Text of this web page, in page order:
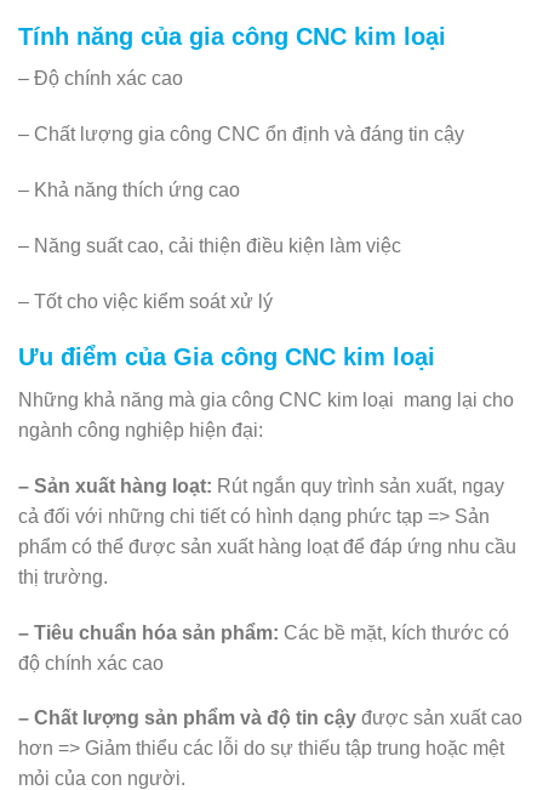
Tính năng của gia công CNC kim loại
– Độ chính xác cao
– Chất lượng gia công CNC ổn định và đáng tin cậy
– Khả năng thích ứng cao
– Năng suất cao, cải thiện điều kiện làm việc
– Tốt cho việc kiểm soát xử lý
Ưu điểm của Gia công CNC kim loại
Những khả năng mà gia công CNC kim loại mang lại cho
ngành công nghiệp hiện đại:
– Sản xuất hàng loạt: Rút ngắn quy trình sản xuất, ngay
cả đối với những chi tiết có hình dạng phức tạp => Sản
phẩm có thể được sản xuất hàng loạt để đáp ứng nhu cầu
thị trường.
– Tiêu chuẩn hóa sản phẩm: Các bề mặt, kích thước có
độ chính xác cao
– Chất lượng sản phẩm và độ tin cậy được sản xuất cao
hơn => Giảm thiểu các lỗi do sự thiếu tập trung hoặc mệt
mỏi của con người.